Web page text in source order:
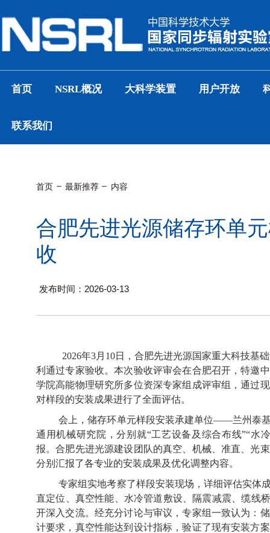
首页 NSRL概况 大科学装置 用户开放
联系我们
首页 最新推荐 内容
合肥先进光源储存环单
收
发布时间：2026-03-13
2026年3月 10日，合肥先进光源国家重大科技基
利通过专家验收。本次验收评审会在合肥召开，特邀
学院高能物理研究所多位资深专家组成评审组，通过
对样段的安装成果进行了全面评估。
会上，储存环单元样段安装承建单位——兰州泰
通用机械研究院，分别就“工艺设备及综合布线”“水
报。合肥先进光源建设团队的真空、机械、准直、光
分别汇报了各专业的安装成果及优化调整内容。
专家组实地考察了样段安装现场，详细评估实体
直定位、真空性能、水冷管道敷设、隔震减震、缆线
开深入交流。经充分讨论与审议，专家组一致认为：
计要求，真空性能达到设计指标，验证了现有安装方